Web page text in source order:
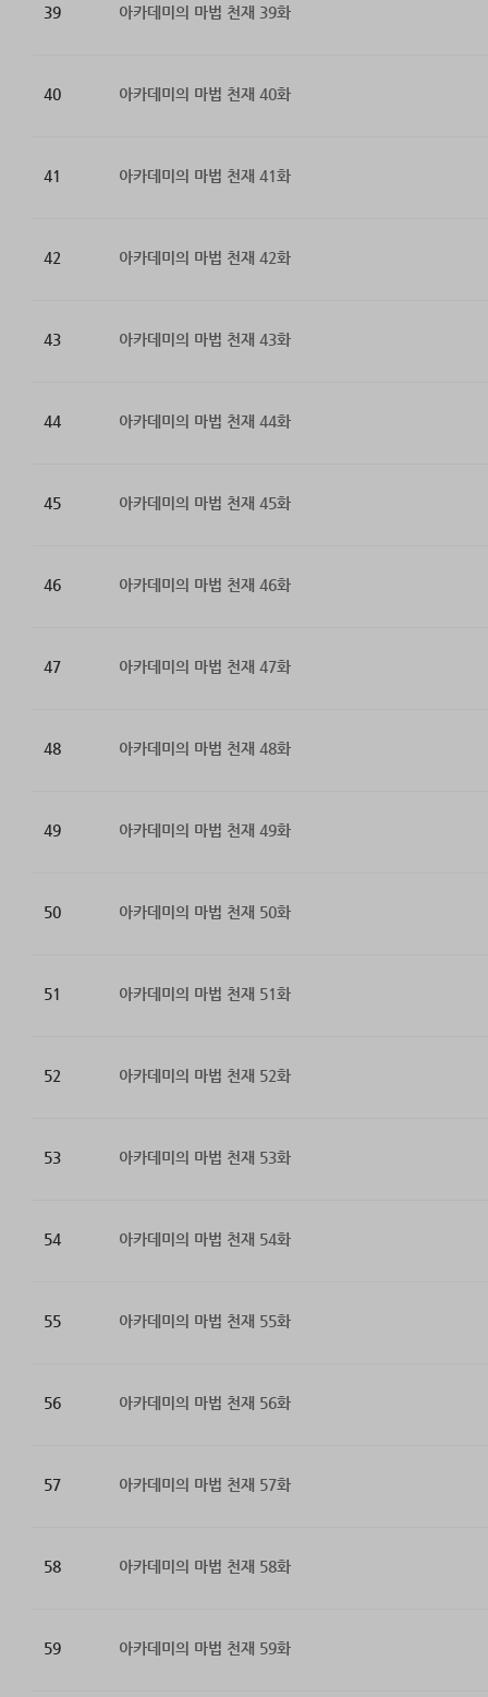
39 아카데미의 마법 천재 39화
40 아카데미의 마법 천재 40화
41 아카데미의 마법 천재 41화
42 아카데미의 마법 천재 42화
43 아카데미의 마법 천재 43화
44 아카데미의 마법 천재 44화
45 아카데미의 마법 천재 45화
46 아카데미의 마법 천재 46화
47 아카데미의 마법 천재 47화
48 아카데미의 마법 천재 48화
49 아카데미의 마법 천재 49화
50 아카데미의 마법 천재 50화
51 아카데미의 마법 천재 51화
52 아카데미의 마법 천재 52화
53 아카데미의 마법 천재 53화
54 아카데미의 마법 천재 54화
55 아카데미의 마법 천재 55화
56 아카데미의 마법 천재 56화
57 아카데미의 마법 천재 57화
58 아카데미의 마법 천재 58화
59 아카데미의 마법 천재 59화